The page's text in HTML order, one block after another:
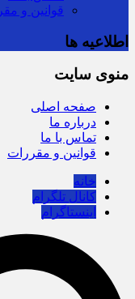
قوانین و
اطلاعیه ها
از تصمیم‌سازی تا
منوی سایت
درباره ما
تماس با ما
قوانین و مقررات
خانه
کانال تلگرام
اینستاگرام